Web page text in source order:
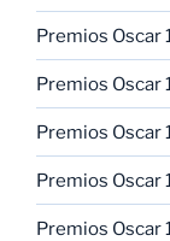
Premios Oscar
Premios Oscar
Premios Oscar
Premios Oscar
Premios Oscar